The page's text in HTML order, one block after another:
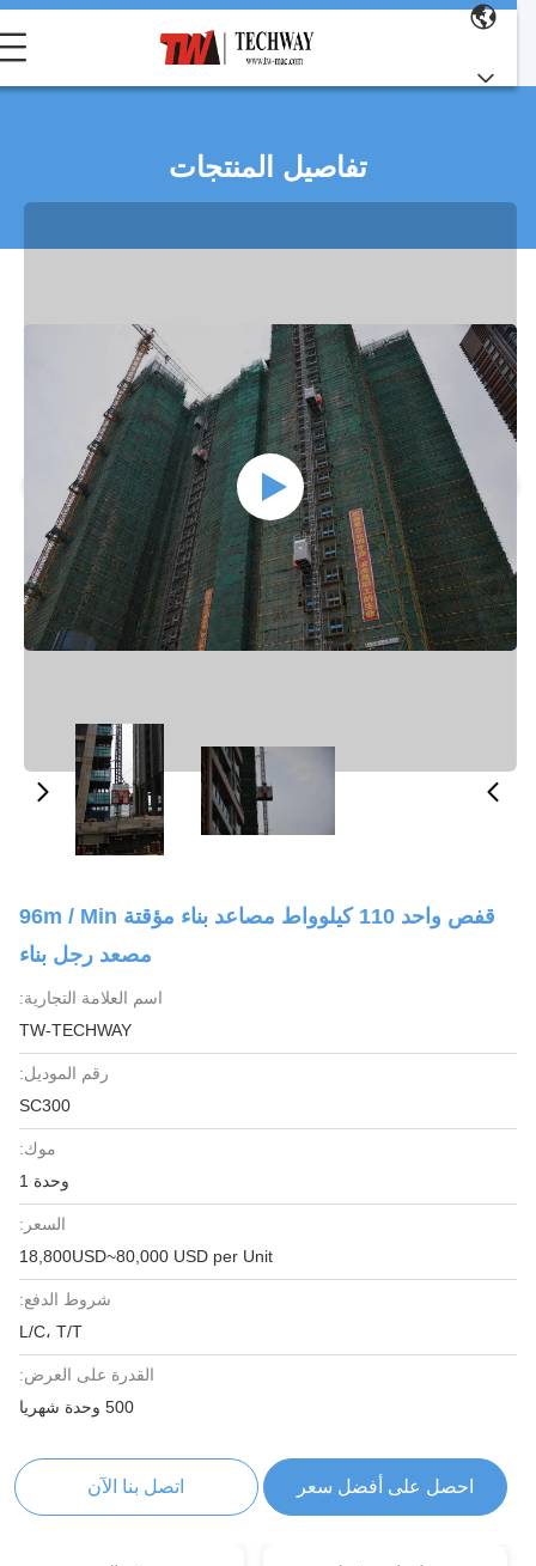
تفاصيل المنتجات
قفص واحد 110 كيلوواط مصاعد بناء مؤقتة 96m / Min
مصعد رجل بناء
اسم العلامة التجارية:
TW-TECHWAY
رقم الموديل:
SC300
موك:
وحدة 1
السعر:
18,800USD~80,000 USD per Unit
شروط الدفع:
L/C، T/T
القدرة على العرض:
500 وحدة شهريا
احصل على أفضل سعر اتصل بنا الآن